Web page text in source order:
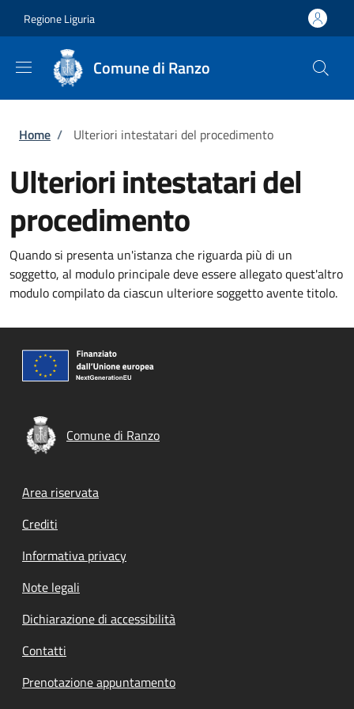
Regione Liguria
Comune di Ranzo
Briciole di pane
Home / Ulteriori intestatari del procedimento
Ulteriori intestatari del
procedimento
Quando si presenta un'istanza che riguarda più di un
soggetto, al modulo principale deve essere allegato quest'altro
modulo compilato da ciascun ulteriore soggetto avente titolo.
Comune di Ranzo
Footer menu
Area riservata
Crediti
Informativa privacy
Note legali
Dichiarazione di accessibilità
Contatti
Prenotazione appuntamento